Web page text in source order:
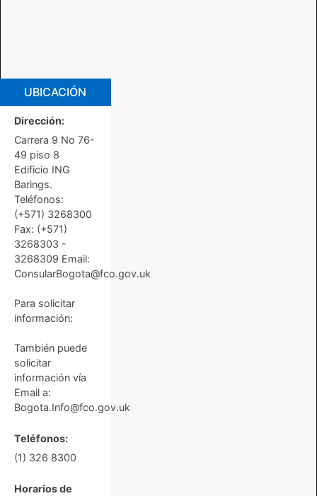
UBICACIÓN
Dirección:
Carrera 9 No 76-
49 piso 8
Edificio ING
Barings.
Teléfonos:
(+571) 3268300
Fax: (+571)
3268303 -
3268309 Email:
ConsularBogota@fco.gov.uk
Para solicitar
información:
También puede
solicitar
información vía
Email a:
Bogota.Info@fco.gov.uk
Teléfonos:
(1) 326 8300
Horarios de